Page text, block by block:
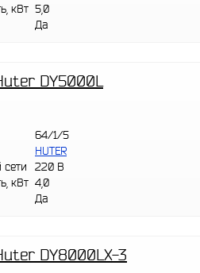
кВт 5,0
Да
DY5000L
64/1/5
HUTER
220 В
кВт 4,0
Да
DY8000LX-3